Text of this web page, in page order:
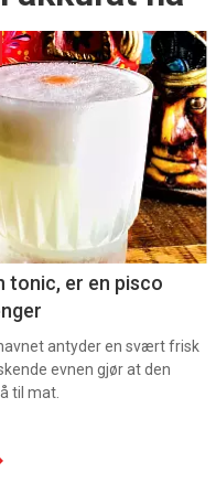
tonic, er en pisco
antyder en svært frisk
evnen gjør at den
til mat.